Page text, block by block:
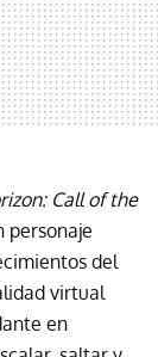
Call of the
personaje
del
virtual
en